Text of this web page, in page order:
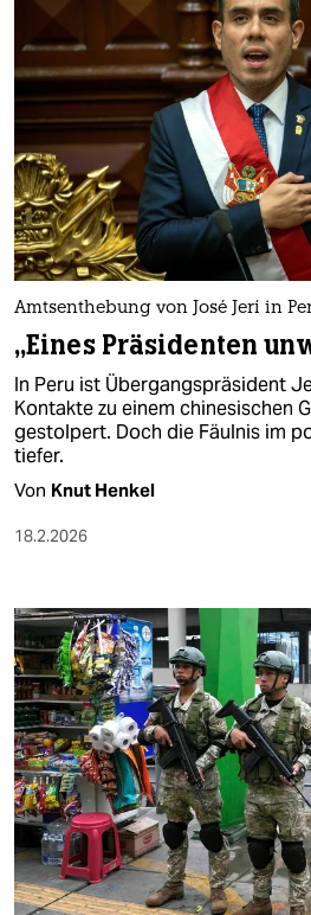
Amtsenthebung von José Jerí in
„Eines Präsidenten
In Peru ist Übergangspräsident
Kontakte zu einem chinesischen
gestolpert. Doch die Fäulnis im
tiefer.
Von Knut Henkel
18.2.2026